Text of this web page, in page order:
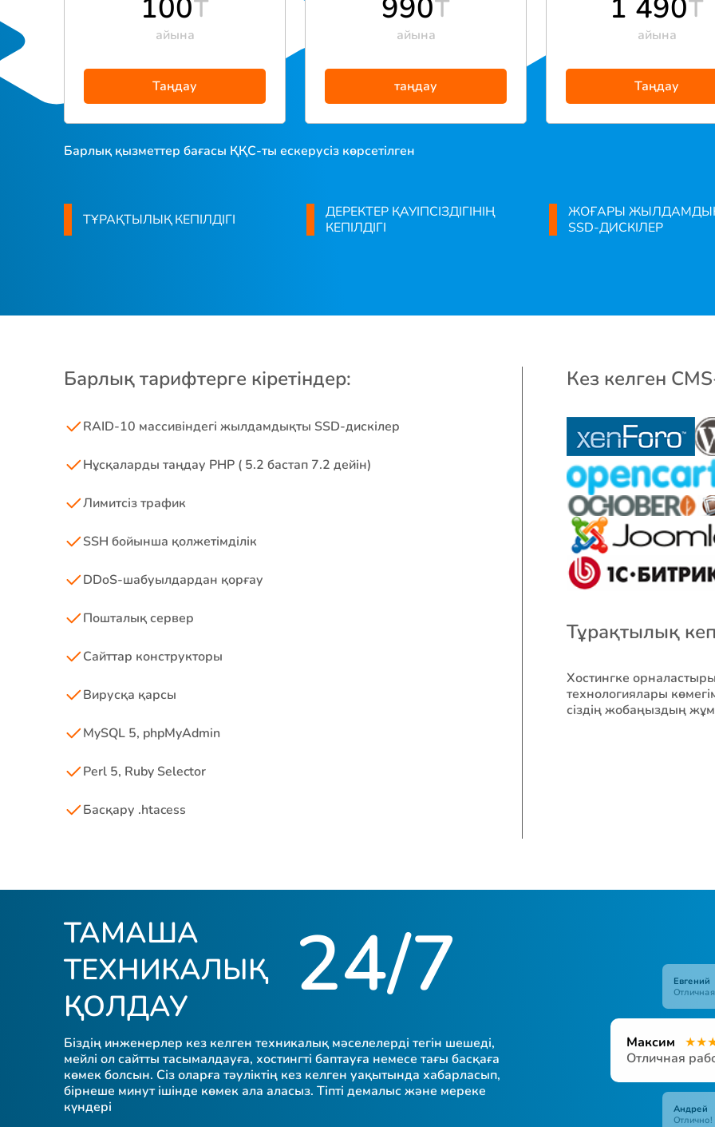
100
айына
Таңдау
990
айына
таңдау
1 490
айына
Таңдау
Барлық қызметтер бағасы ҚҚС-ты ескерусіз көрсетілген
ТҰРАҚТЫЛЫҚ КЕПІЛДІГІ
ДЕРЕКТЕР ҚАУІПСІЗДІГІНІҢ
КЕПІЛДІГІ
ЖОҒАРЫ
SSD-ДИСКІЛЕР
Барлық тарифтерге кіретіндер:
RAID-10 массивіндегі жылдамдықты SSD-дискілер
Нұсқаларды таңдау PHP ( 5.2 бастап 7.2 дейін)
Лимитсіз трафик
SSH бойынша қолжетімділік
DDoS-шабуылдардан қорғау
Пошталық сервер
Сайттар конструкторы
Вирусқа қарсы
MySQL 5, phpMyAdmin
Perl 5, Ruby Selector
Басқару .htacess
Кез келген
Тұрақтылық
Хостингке
технологиялары
сіздің жобаңыздың
ТАМАША
ТЕХНИКАЛЫҚ
ҚОЛДАУ
24/7
Біздің инженерлер кез келген техникалық мәселелерді тегін шешеді,
мейлі ол сайтты тасымалдауға, хостингті баптауға немесе тағы басқаға
көмек болсын. Сіз оларға тәуліктің кез келген уақытында хабарласып,
бірнеше минут ішінде көмек ала аласыз. Тіпті демалыс және мереке
күндері
Евгений
Максим ★★
Отличная
Андрей
Отлично!